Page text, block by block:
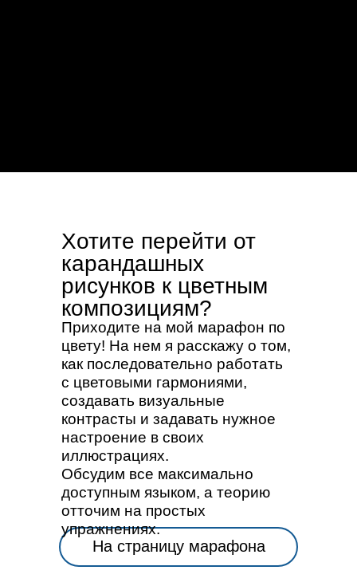
На страницу марафона
Хотите перейти от
карандашных
рисунков к цветным
композициям?
Приходите на мой марафон по
цвету! На нем я расскажу о том,
как последовательно работать
с цветовыми гармониями,
создавать визуальные
контрасты и задавать нужное
настроение в своих
иллюстрациях.
Обсудим все максимально
доступным языком, а теорию
отточим на простых
упражнениях.